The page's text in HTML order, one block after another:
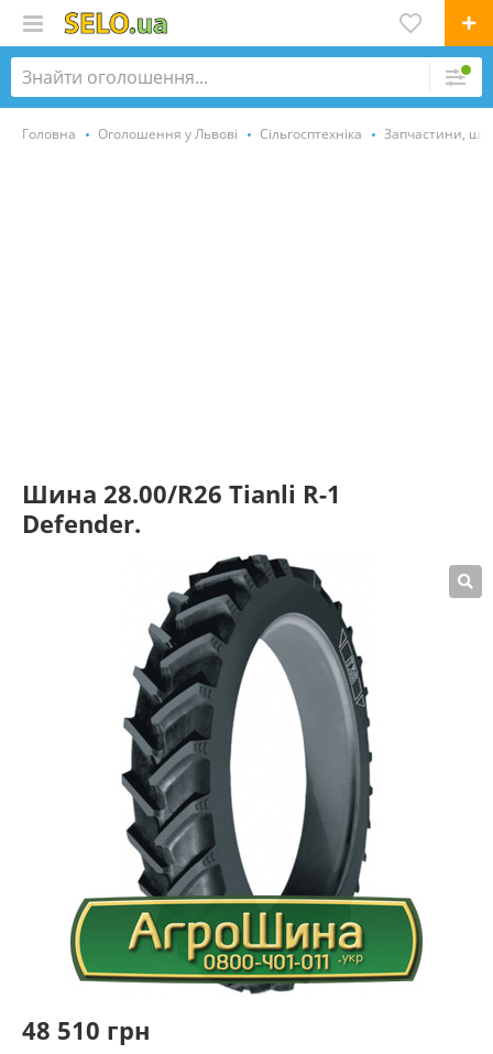
Головна Оголошення у Львові Сільгосптехніка Запчастини,
Шина 28.00/R26 Tianli R-1
Defender.
48 510 грн